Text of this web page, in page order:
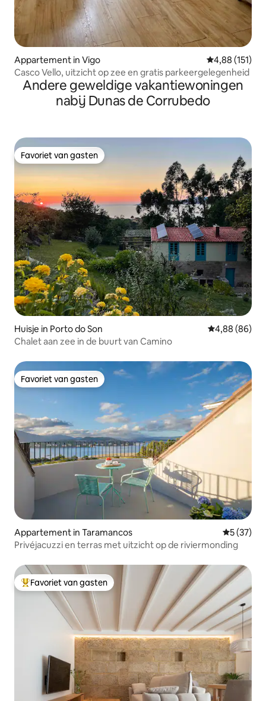
Appartement in Vigo Gemiddelde
4,88 (151)
Casco Vello, uitzicht op zee en gratis parkeergelegenheid
Andere geweldige vakantiewoningen
nabij Dunas de Corrubedo
Favoriet van gasten
Favoriet van gasten
Huisje in Porto do Son Gemiddelde
4,88 (86)
Chalet aan zee in de buurt van Camino
Favoriet van gasten
Favoriet van gasten
Appartement in Taramancos
5 (37)
Privéjacuzzi en terras met uitzicht op de riviermonding
Topfavoriet van gasten
Favoriet van gasten